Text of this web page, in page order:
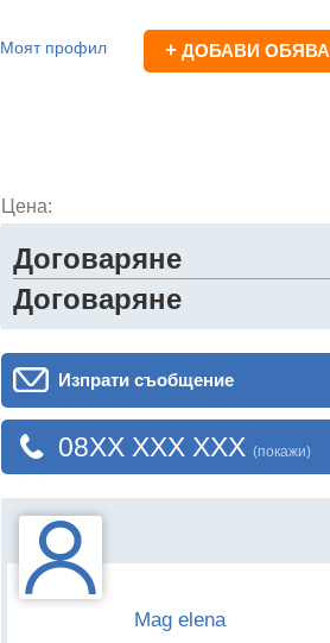
Моят профил + ДОБАВИ ОБЯВА
Цена:
Договаряне
Договаряне
Изпрати съобщение
08XX XXX XXX (покажи)
Mag elena